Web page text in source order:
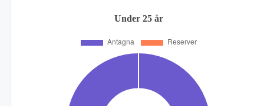
Under 25 år